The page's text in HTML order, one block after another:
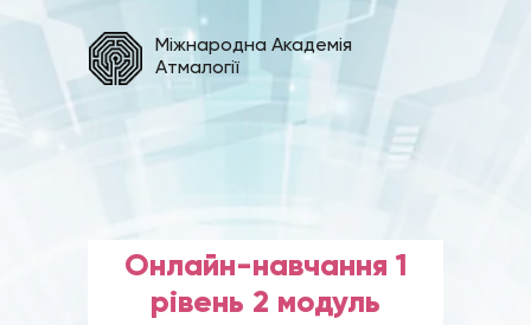
Міжнародна Академія
Атмалогії
Онлайн-навчання 1
рівень 2 модуль